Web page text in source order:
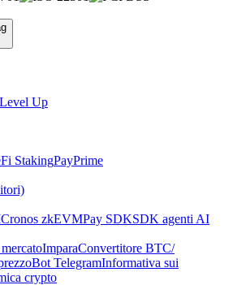
Level Up
StakingPayPrime
Cronos zkEVMPay SDKSDK agenti AI
ImparaConvertitore BTC/
Bot TelegramInformativa sui
crypto